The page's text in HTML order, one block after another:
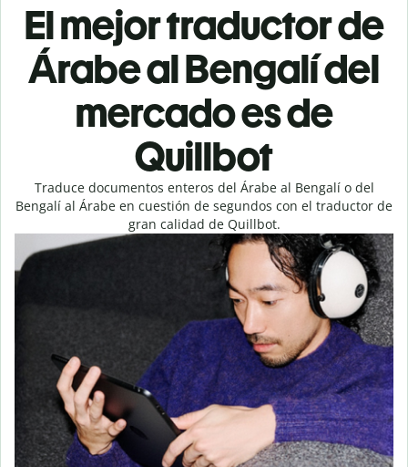
El mejor traductor de
Árabe al Bengalí del
mercado es de
Quillbot
Traduce documentos enteros del Árabe al Bengalí o del
Bengalí al Árabe en cuestión de segundos con el traductor de
gran calidad de Quillbot.